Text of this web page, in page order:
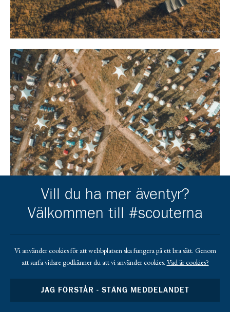
Vill du ha mer äventyr?
Välkommen till #scouterna
Vi använder cookies för att webbplatsen ska fungera på ett bra sätt. Genom
att surfa vidare godkänner du att vi använder cookies. Vad är cookies?
JAG FÖRSTÅR - STÄNG MEDDELANDET